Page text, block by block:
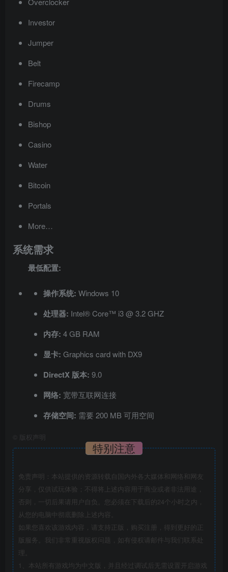
Investor
Jumper
Belt
Firecamp
Drums
Bishop
Casino
Water
Bitcoin
Portals
More…
系统需求
最低配置:
操作系统: Windows 10
处理器: Intel® Core™ i3 @ 3.2 GHZ
内存: 4 GB RAM
显卡: Graphics card with DX9
DirectX 版本: 9.0
网络: 宽带互联网连接
存储空间: 需要 200 MB 可用空间
版权声明
特别注意
免责声明：本站提供的资源转载自国内外各大媒体和网络和网友
分享，仅供试玩体验；不得将上述内容用于商业或者非法用途，
否则，一切后果请用户自负。您必须在下载后的24个小时之内，
从您的电脑中彻底删除上述内容。
如果您喜欢该游戏内容，请支持正版，购买注册，得到更好的正
版服务。我们非常重视版权问题，如有侵权请邮件与我们联系处
理。
1、本站所有游戏均为中文版，并且经过调试后无需设置开启游戏